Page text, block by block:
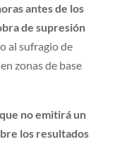
antes de los
de supresión
al sufragio de
zonas de base
no emitirá un
los resultados